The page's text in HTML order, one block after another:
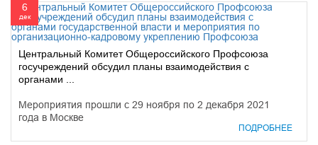
6
дек
Центральный Комитет Общероссийского Профсоюза
госучреждений обсудил планы взаимодействия с
органами ...
Мероприятия прошли с 29 ноября по 2 декабря 2021
года в Москве
ПОДРОБНЕЕ